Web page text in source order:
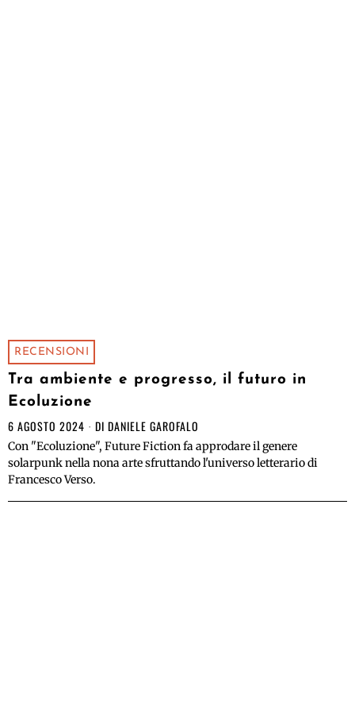
RECENSIONI
Tra ambiente e progresso, il futuro in
Ecoluzione
6 AGOSTO 2024 DI DANIELE GAROFALO
Con "Ecoluzione", Future Fiction fa approdare il genere
solarpunk nella nona arte sfruttando l'universo letterario di
Francesco Verso.